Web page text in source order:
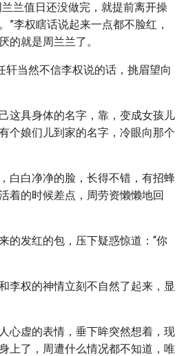
兰值日还没做完，就提前离开操
”李权瞎话说起来一点都不脸红，
的就是周兰兰了。
轩当然不信李权说的话，挑眉望向
这具身体的名字，靠，变成女孩儿
个娘们儿到家的名字，冷眼向那个
白白净净的脸，长得不错，有招蜂
着的时候差点，周劳资懒懒地回
的发红的包，压下疑惑惊道：“你
李权的神情立刻不自然了起来，显
心虚的表情，垂下眸突然想着，现
上了，周遭什么情况都不知道，唯